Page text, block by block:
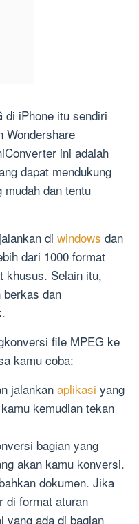
di iPhone itu sendiri
Wondershare
ini adalah
dapat mendukung
dan tentu
di windows dan
dari 1000 format
khusus. Selain itu,
berkas dan
file MPEG ke
kamu coba:
jalankan aplikasi yang
kemudian tekan
bagian yang
akan kamu konversi.
dokumen. Jika
di format aturan
yang ada di bagian